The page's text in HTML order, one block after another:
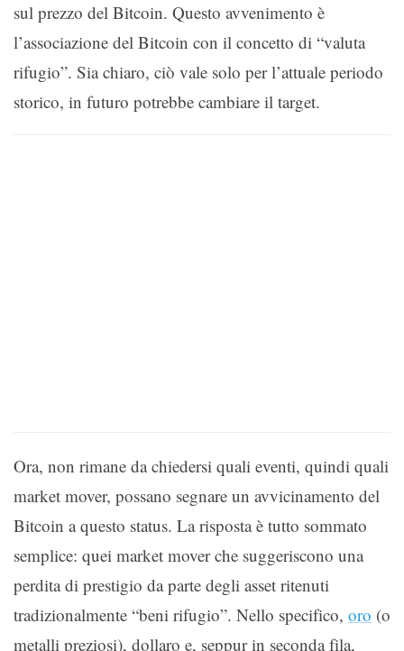
sul prezzo del Bitcoin. Questo avvenimento è
l’associazione del Bitcoin con il concetto di “valuta
rifugio”. Sia chiaro, ciò vale solo per l’attuale periodo
storico, in futuro potrebbe cambiare il target.
Ora, non rimane da chiedersi quali eventi, quindi quali
market mover, possano segnare un avvicinamento del
Bitcoin a questo status. La risposta è tutto sommato
semplice: quei market mover che suggeriscono una
perdita di prestigio da parte degli asset ritenuti
tradizionalmente “beni rifugio”. Nello specifico, oro (o
metalli preziosi), dollaro e, seppur in seconda fila,